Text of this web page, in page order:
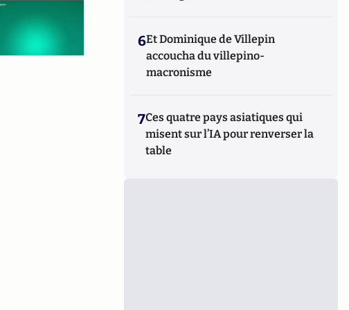
6Et Dominique de Villepin
accoucha du villepino-
macronisme
7Ces quatre pays asiatiques qui
misent sur l’IA pour renverser la
table